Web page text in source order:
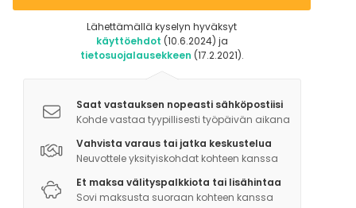
Lähettämällä kyselyn hyväksyt
käyttöehdot (10.6.2024) ja
tietosuojalausekkeen (17.2.2021).
Saat vastauksen nopeasti sähköpostiisi
Kohde vastaa tyypillisesti työpäivän aikana
Vahvista varaus tai jatka keskustelua
Neuvottele yksityiskohdat kohteen kanssa
Et maksa välityspalkkiota tai lisähintaa
Sovi maksusta suoraan kohteen kanssa